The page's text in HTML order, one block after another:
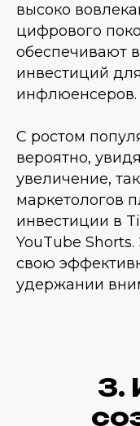
высоко
цифрового
обеспечивают
инвестиций
инфлюенсеров.
С ростом
вероятно,
увеличение,
маркетологов
инвестиции в
YouTube
свою
удержании
3.